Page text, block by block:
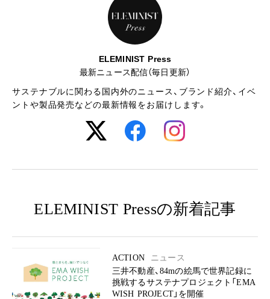
ELEMINIST Press
最新ニュース配信（毎日更新）
サステナブルに関わる国内外のニュース、ブランド紹介、イベ
ントや製品発売などの最新情報をお届けします。
ELEMINIST Pressの新着記事
ACTION
ニュース
三井不動産、84mの絵馬で世界記録に
挑戦するサステナプロジェクト「EMA
WISH PROJECT」を開催